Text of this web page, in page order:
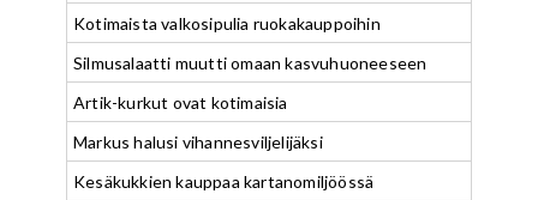
Kotimaista valkosipulia ruokakauppoihin
Silmusalaatti muutti omaan kasvuhuoneeseen
Artik-kurkut ovat kotimaisia
Markus halusi vihannesviljelijäksi
Kesäkukkien kauppaa kartanomiljöössä